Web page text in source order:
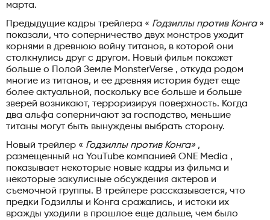
марта.
Предыдущие кадры трейлера « Годзиллы против Конга»
показали, что соперничество двух монстров уходит
корнями в древнюю войну титанов, в которой они
столкнулись друг с другом. Новый фильм покажет
больше о Полой Земле MonsterVerse , откуда родом
многие из титанов, и ее древняя история будет еще
более актуальной, поскольку все больше и больше
зверей возникают, терроризируя поверхность. Когда
два альфа соперничают за господство, меньшие
титаны могут быть вынуждены выбрать сторону.
Новый трейлер « Годзиллы против Конга»,
размещенный на YouTube компанией ONE Media ,
показывает некоторые новые кадры из фильма и
некоторые закулисные обсуждения актеров и
съемочной группы. В трейлере рассказывается, что
предки Годзиллы и Конга сражались, и истоки их
вражды уходили в прошлое еще дальше, чем было